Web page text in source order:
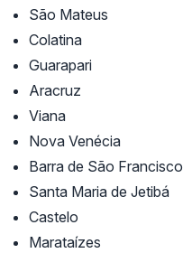
São Mateus
Colatina
Guarapari
Aracruz
Viana
Nova Venécia
Barra de São Francisco
Santa Maria de Jetibá
Castelo
Marataízes